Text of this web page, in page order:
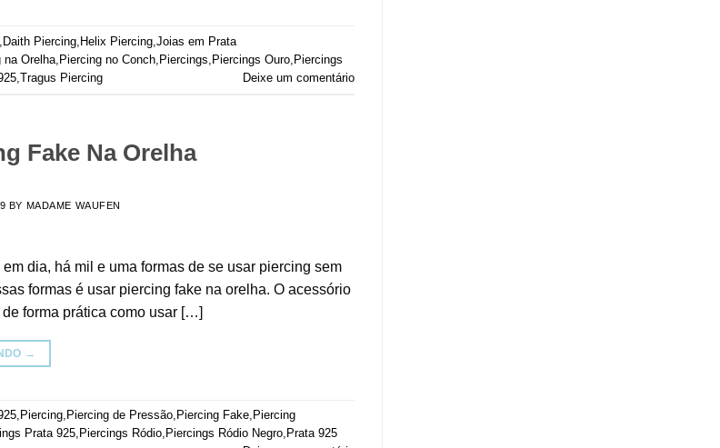
Daith Piercing Helix Piercing Joias em Prata
na Orelha Piercing no Conch Piercings Piercings Ouro Piercings
Tragus Piercing Deixe um comentário
Fake Na Orelha
BY MADAME WAUFEN
dia, há mil e uma formas de se usar piercing sem
formas é usar piercing fake na orelha. O acessório
forma prática como usar […]
→
, Piercing, Piercing de Pressão, Piercing Fake, Piercing
Prata 925, Piercings Ródio, Piercings Ródio Negro, Prata 925